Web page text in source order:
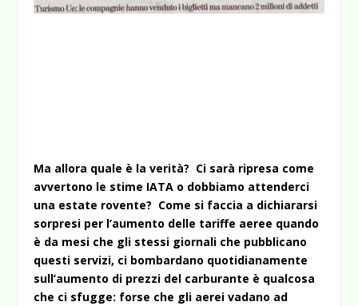
Ma allora quale è la verità? Ci sarà ripresa come
avvertono le stime IATA o dobbiamo attenderci
una estate rovente? Come si faccia a dichiararsi
sorpresi per l’aumento delle tariffe aeree quando
è da mesi che gli stessi giornali che pubblicano
questi servizi, ci bombardano quotidianamente
sull’aumento di prezzi del carburante è qualcosa
che ci sfugge: forse che gli aerei vadano ad